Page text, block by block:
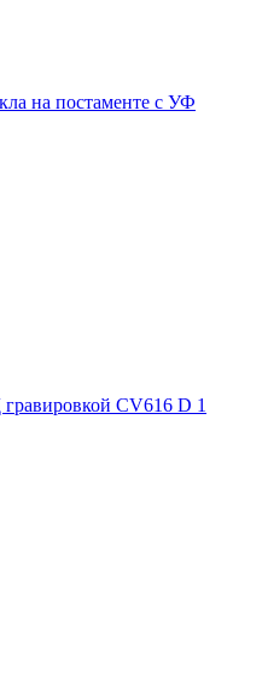
на постаменте с УФ
гравировкой CV616 D 1